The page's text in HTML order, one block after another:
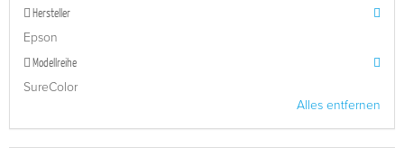
Hersteller
Epson
Modellreihe
SureColor
Alles entfernen